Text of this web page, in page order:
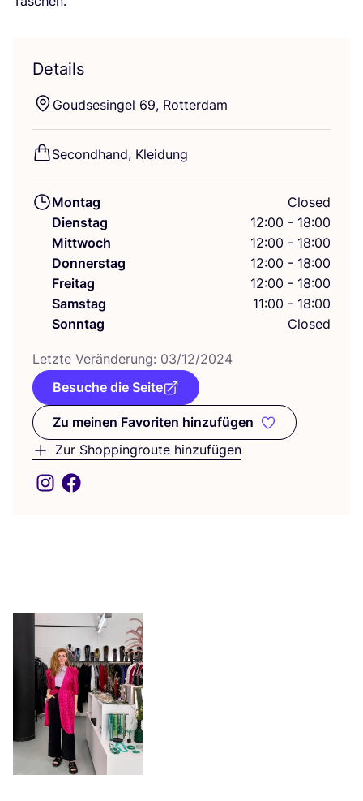
Details
Goud­se­sin­gel 69, Rotterdam
Second­hand, Kleidung
Montag
Closed
Dienstag
12:00 - 18:00
Mittwoch
12:00 - 18:00
Donnerstag
12:00 - 18:00
Freitag
12:00 - 18:00
Samstag
11:00 - 18:00
Sonntag
Closed
Letz­te Ver­än­de­rung: 03/12/2024
Besuche die Seite
Zu meinen Favoriten hinzufügen
Zu meinen Favoriten
Zur Shoppingroute hinzufügen